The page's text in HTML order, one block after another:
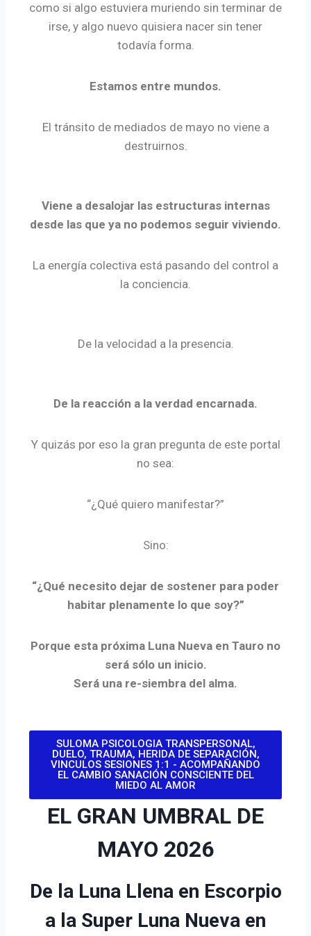
como si algo estuviera muriendo sin terminar de
irse, y algo nuevo quisiera nacer sin tener
todavía forma.
Estamos entre mundos.
El tránsito de mediados de mayo no viene a
destruirnos.
Viene a desalojar las estructuras internas
desde las que ya no podemos seguir viviendo.
La energía colectiva está pasando del control a
la conciencia.
De la velocidad a la presencia.
De la reacción a la verdad encarnada.
Y quizás por eso la gran pregunta de este portal
no sea:
“¿Qué quiero manifestar?”
Sino:
“¿Qué necesito dejar de sostener para poder
habitar plenamente lo que soy?”
Porque esta próxima Luna Nueva en Tauro no
será sólo un inicio.
Será una re-siembra del alma.
SULOMA PSICOLOGIA TRANSPERSONAL,
DUELO, TRAUMA, HERIDA DE SEPARACIÓN,
VINCULOS SESIONES 1:1 - ACOMPAÑANDO
EL CAMBIO SANACIÓN CONSCIENTE DEL
MIEDO AL AMOR
EL GRAN UMBRAL DE
MAYO 2026
De la Luna Llena en Escorpio
a la Super Luna Nueva en